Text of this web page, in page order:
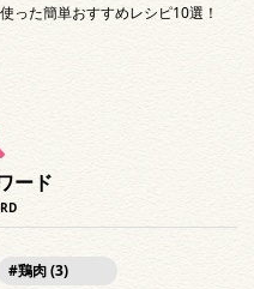
った簡単おすすめレシピ10選！
ード
鶏肉 (3)